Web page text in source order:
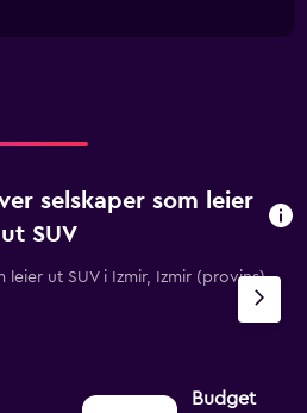
selskaper som leier
ut SUV
leier ut SUV i Izmir, Izmir (provins)
Budget